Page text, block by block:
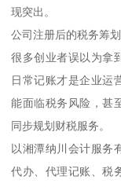
现突出。
公司注册后的税务筹
很多创业者误以为拿
日常记账才是企业运
能面临税务风险，甚
同步规划财税服务。
以湘潭纳川会计服务
代办、代理记账、税